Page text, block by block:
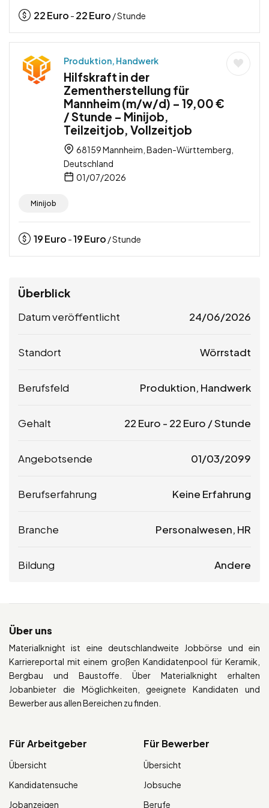
22Euro - 22Euro / Stunde
Produktion, Handwerk
Hilfskraft in der
Zementherstellung für
Mannheim (m/w/d) – 19,00 €
/ Stunde – Minijob,
Teilzeitjob, Vollzeitjob
68159 Mannheim, Baden-Württemberg,
Deutschland
01/07/2026
Minijob
19Euro -19Euro / Stunde
Überblick
Datum veröffentlicht 24/06/2026
Standort Wörrstadt
Berufsfeld Produktion, Handwerk
Gehalt 22 Euro - 22 Euro / Stunde
Angebotsende 01/03/2099
Berufserfahrung Keine Erfahrung
Branche Personalwesen, HR
Bildung Andere
Über uns
Materialknight ist eine deutschlandweite Jobbörse und ein
Karriereportal mit einem großen Kandidatenpool für Keramik,
Bergbau und Baustoffe. Über Materialknight erhalten
Jobanbieter die Möglichkeiten, geeignete Kandidaten und
Bewerber aus allen Bereichen zu finden.
Für Arbeitgeber
Übersicht
Kandidatensuche
Jobanzeigen
Für Bewerber
Übersicht
Jobsuche
Berufe